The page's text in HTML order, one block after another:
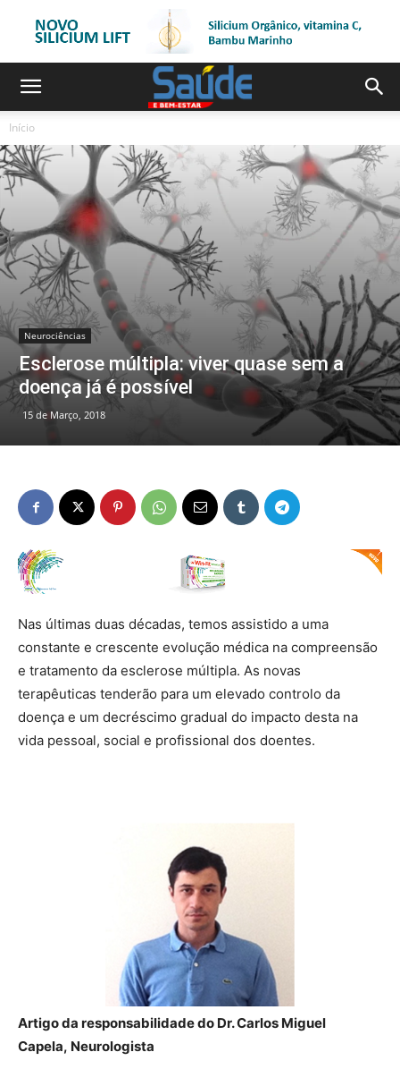
Início
Neurociências
Esclerose múltipla: viver quase sem a
doença já é possível
15 de Março, 2018
Nas últimas duas décadas, temos assistido a uma
constante e crescente evolução médica na compreensão
e tratamento da esclerose múltipla. As novas
terapêuticas tenderão para um elevado controlo da
doença e um decréscimo gradual do impacto desta na
vida pessoal, social e profissional dos doentes.
Artigo da responsabilidade do Dr. Carlos Miguel
Capela, Neurologista